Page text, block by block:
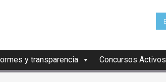
y transparencia Concursos